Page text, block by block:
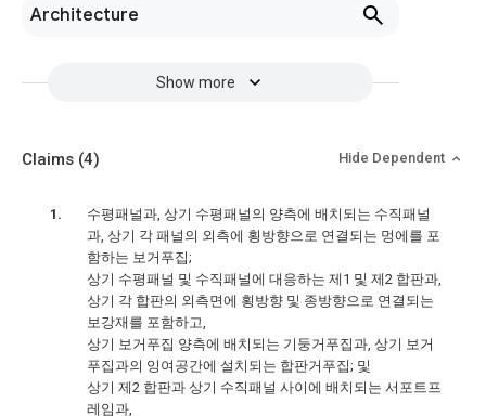
Architecture
Show more
Claims (4) Hide Dependent
수평패널과, 상기 수평패널의 양측에 배치되는 수직패널
과, 상기 각 패널의 외측에 횡방향으로 연결되는 멍에를 포
함하는 보거푸집;
상기 수평패널 및 수직패널에 대응하는 제1 및 제2 합판과,
상기 각 합판의 외측면에 횡방향 및 종방향으로 연결되는
보강재를 포함하고,
상기 보거푸집 양측에 배치되는 기둥거푸집과, 상기 보거
푸집과의 잉여공간에 설치되는 합판거푸집; 및
상기 제2 합판과 상기 수직패널 사이에 배치되는 서포트프
레임과,